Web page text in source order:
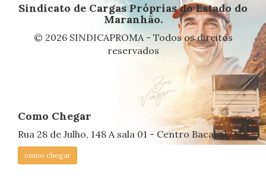
Sindicato de Cargas Próprias do Estado do
Maranhão.
© 2026 SINDICAPROMA - Todos os direitos
reservados
Como Chegar
Rua 28 de Julho, 148 A sala 01 - Centro Bacabal/MA
como chegar